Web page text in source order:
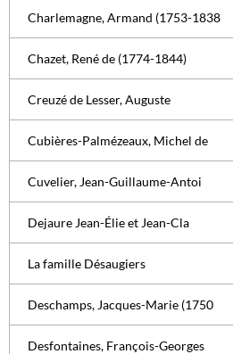
Charlemagne, Armand (1753-1838
Chazet, René de (1774-1844)
Creuzé de Lesser, Auguste
Cubières-Palmézeaux, Michel de
Cuvelier, Jean-Guillaume-Antoi
Dejaure Jean-Élie et Jean-Cla
La famille Désaugiers
Deschamps, Jacques-Marie (1750
Desfontaines, François-Georges